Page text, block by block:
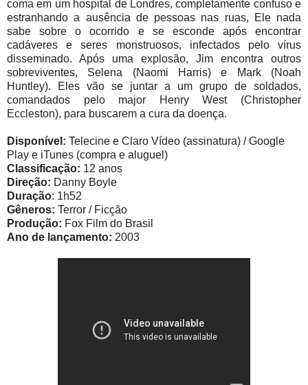
coma em um hospital de Londres, completamente confuso e
estranhando a ausência de pessoas nas ruas, Ele nada
sabe sobre o ocorrido e se esconde após encontrar
cadáveres e seres monstruosos, infectados pelo vírus
disseminado. Após uma explosão, Jim encontra outros
sobreviventes, Selena (Naomi Harris) e Mark (Noah
Huntley). Eles vão se juntar a um grupo de soldados,
comandados pelo major Henry West (Christopher
Eccleston), para buscarem a cura da doença.
Disponível: Telecine e Claro Vídeo (assinatura) / Google
Play e iTunes (compra e aluguel)
Classificação: 12 anos
Direção: Danny Boyle
Duração: 1h52
Gêneros: Terror / Ficção
Produção: Fox Film do Brasil
Ano de lançamento: 2003